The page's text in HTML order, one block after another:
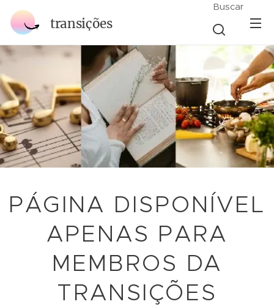
transições
Buscar
PÁGINA DISPONÍVEL
APENAS PARA
MEMBROS DA
TRANSIÇÕES